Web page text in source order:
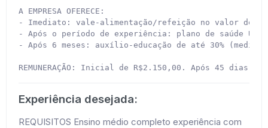
A EMPRESA OFERECE:
- Imediato: vale-alimentação/refeição no valor de
- Após o período de experiência: plano de saúde
- Após 6 meses: auxílio-educação de até 30%
REMUNERAÇÃO: Inicial de R$2.150,00. Após 45
Experiência desejada:
REQUISITOS Ensino médio completo experiência com